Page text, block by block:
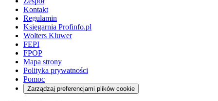
Kontakt
Regulamin
Księgarnia Profinfo.pl
Wolters Kluwer
FEPI
FPOP
Mapa strony
Polityka prywatności
Pomoc
Zarządzaj preferencjami plików cookie